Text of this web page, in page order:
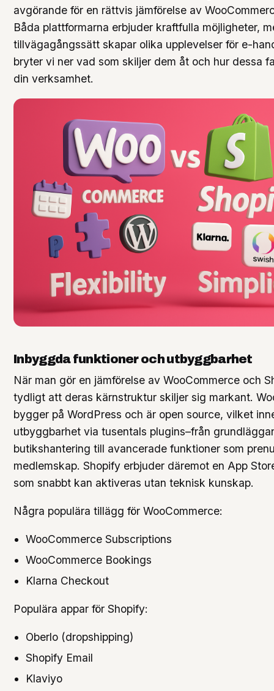
avgörande för en rättvis jämförelse av
Båda plattformarna erbjuder kraftfulla möjligheter,
tillvägagångssätt skapar olika upplevelser för e-
bryter vi ner vad som skiljer dem åt och hur dessa
din verksamhet.
Inbyggda funktioner och utbyggbarhet
När man gör en jämförelse av WooCommerce och
tydligt att deras kärnstruktur skiljer sig markant.
bygger på WordPress och är open source, vilket
utbyggbarhet via tusentals plugins–från
butikshantering till avancerade funktioner som
medlemskap. Shopify erbjuder däremot en App
som snabbt kan aktiveras utan teknisk kunskap.
Några populära tillägg för WooCommerce:
WooCommerce Subscriptions
WooCommerce Bookings
Klarna Checkout
Populära appar för Shopify:
Oberlo (dropshipping)
Shopify Email
Klaviyo